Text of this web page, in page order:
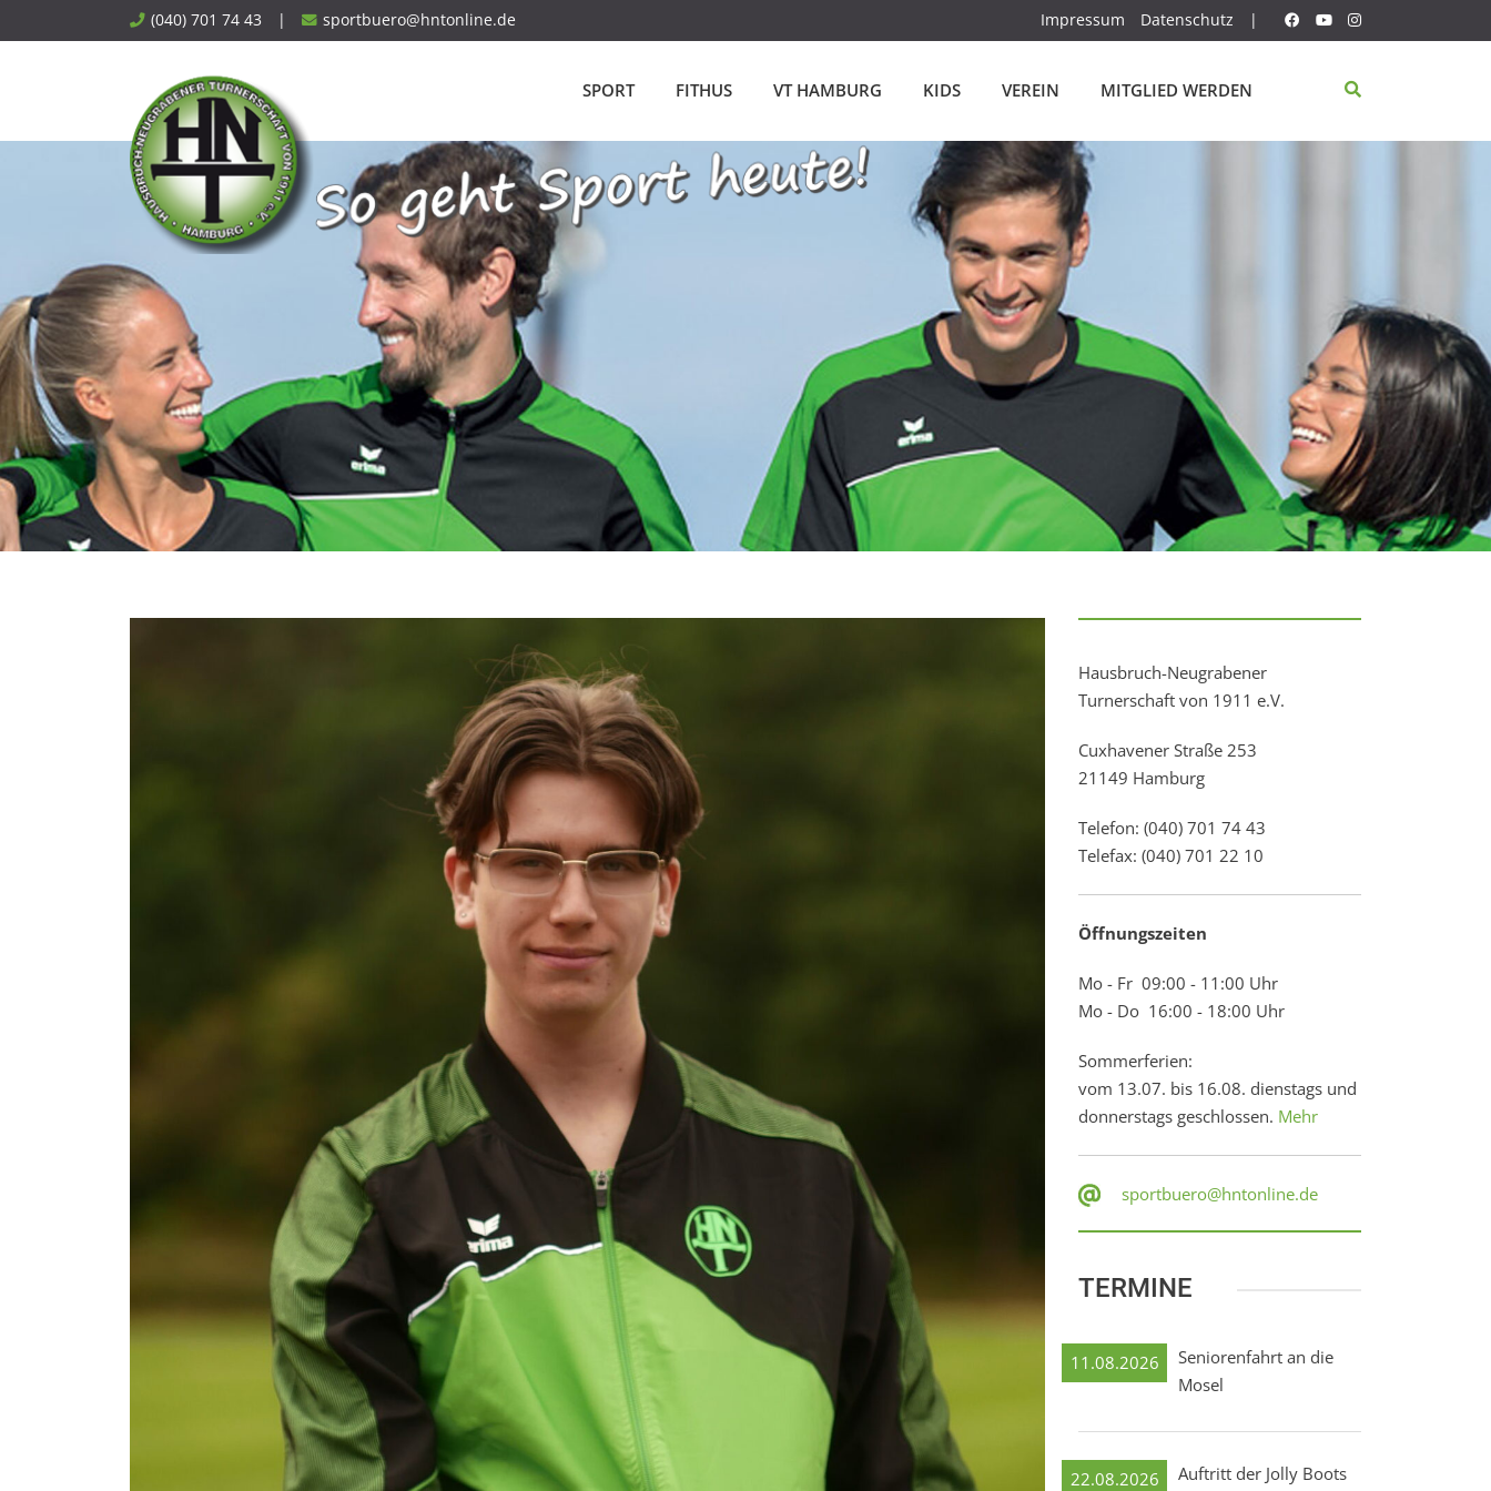
to
(040) 701 74 43 | sportbuero@hntonline.de Impressum Datenschutz |
SPORT FITHUS VT HAMBURG KIDS VEREIN MITGLIED WERDEN
Hausbruch-Neugrabener
Turnerschaft von 1911 e.V.
Cuxhavener Straße 253
21149 Hamburg
Telefon: (040) 701 74 43
Telefax: (040) 701 22 10
Öffnungszeiten
Mo - Fr 09:00 - 11:00 Uhr
Mo - Do 16:00 - 18:00 Uhr
Sommerferien:
vom 13.07. bis 16.08. dienstags und
donnerstags geschlossen. Mehr
sportbuero@hntonline.de
TERMINE
11.08.2026
Seniorenfahrt an die
Mosel
22.08.2026
Auftritt der Jolly Boots